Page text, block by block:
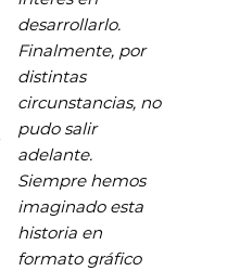
desarrollarlo.
Finalmente, por
distintas
circunstancias, no
pudo salir
adelante.
Siempre hemos
imaginado esta
historia en
formato gráfico